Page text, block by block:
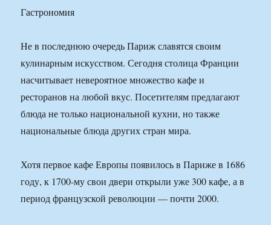
Гастрономия
Не в последнюю очередь Париж славятся своим
кулинарным искусством. Сегодня столица Франции
насчитывает невероятное множество кафе и
ресторанов на любой вкус. Посетителям предлагают
блюда не только национальной кухни, но также
национальные блюда других стран мира.
Хотя первое кафе Европы появилось в Париже в 1686
году, к 1700-му свои двери открыли уже 300 кафе, а в
период французской революции — почти 2000.